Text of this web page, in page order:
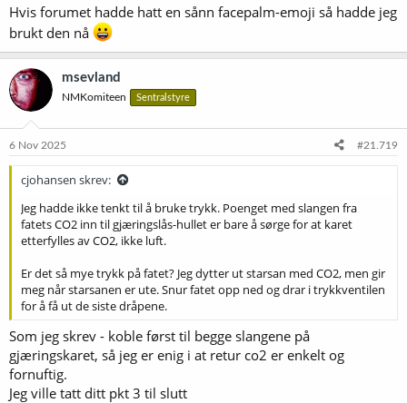
Hvis forumet hadde hatt en sånn facepalm-emoji så hadde jeg
brukt den nå
msevland
NMKomiteen Sentralstyre
6 Nov 2025 #21.719
cjohansen skrev:
Jeg hadde ikke tenkt til å bruke trykk. Poenget med slangen fra
fatets CO2 inn til gjæringslås-hullet er bare å sørge for at karet
etterfylles av CO2, ikke luft.
Er det så mye trykk på fatet? Jeg dytter ut starsan med CO2, men gir
meg når starsanen er ute. Snur fatet opp ned og drar i trykkventilen
for å få ut de siste dråpene.
Som jeg skrev - koble først til begge slangene på
gjæringskaret, så jeg er enig i at retur co2 er enkelt og
fornuftig.
Jeg ville tatt ditt pkt 3 til slutt